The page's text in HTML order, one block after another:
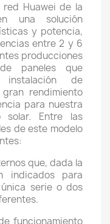
red Huawei de la
una solución
y potencia,
entre 2 y 6
producciones
paneles que
de
rendimiento
para nuestra
solar. Entre las
de este modelo
que, dada la
indicados para
serie o dos
funcionamiento